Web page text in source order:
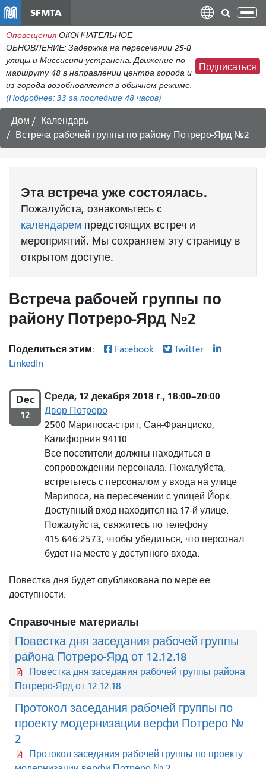
содержанию
SFMTA
Оповещения ОКОНЧАТЕЛЬНОЕ
ОБНОВЛЕНИЕ: Задержка на пересечении 25-й
улицы и Миссисипи устранена. Движение по
маршруту 48 в направлении центра города и
из города возобновляется в обычном режиме.
(Подробнее: 33 за последние 48 часов)
Подписаться
Дом
Календарь
Встреча рабочей группы по району Потреро-Ярд №2
Эта встречауже состоялась.
Пожалуйста, ознакомьтесь с
календарем предстоящих встреч и
мероприятий. Мы сохраняем эту страницу в
открытом доступе.
Встреча рабочей группы по
району Потреро-Ярд №2
Поделиться этим: Facebook
Twitter
LinkedIn
Dec
12
Среда, 12 декабря 2018 г., 18:00–20:00
Двор Потреро
2500 Марипоса-стрит, Сан-Франциско,
Калифорния 94110
Все посетители должны находиться в
сопровождении персонала. Пожалуйста,
встретьтесь с персоналом у входа на улице
Марипоса, на пересечении с улицей Йорк.
Доступный вход находится на 17-й улице.
Пожалуйста, свяжитесь по телефону
415.646.2573, чтобы убедиться, что персонал
будет на месте у доступного входа.
Повестка дня будет опубликована по мере ее
доступности.
Справочные материалы
Повестка дня заседания рабочей группы
района Потреро-Ярд от 12.12.18
Повестка дня заседания рабочей группы района
Потреро-Ярд от 12.12.18
Протокол заседания рабочей группы по
проекту модернизации верфи Потреро №
2
Протокол заседания рабочей группы по проекту